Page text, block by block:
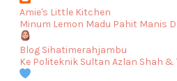
Amie's Little Kitchen
Minum Lemon Madu Pahit Manis
Blog Sihatimerahjambu
Ke Politeknik Sultan Azlan Shah &